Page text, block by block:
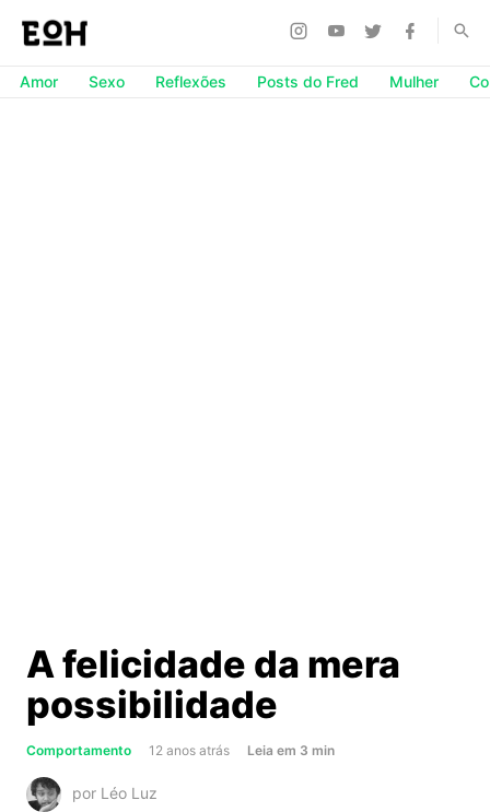
Amor Sexo Reflexões Posts do Fred Mulher
A felicidade da mera
possibilidade
Comportamento 12 anos atrás Leia about
em 3 min
por Léo Luz